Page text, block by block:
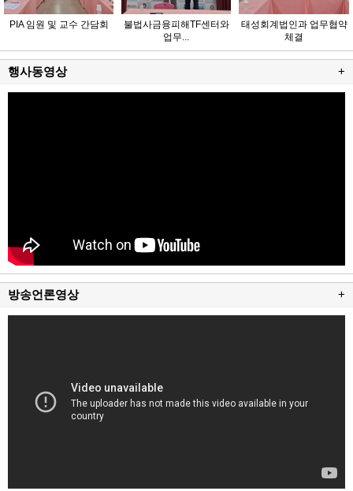
PIA 임원 및 교수 간담회
불법사금융피해TF센터와
업무...
태성회계법인과 업무협약
체결
행사동영상 +
방송언론영상 +